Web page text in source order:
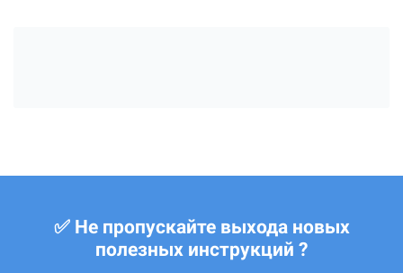
✅ Не пропускайте выхода новых
полезных инструкций ?